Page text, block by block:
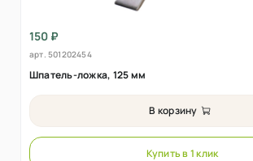
150 ₽
арт. 501202454
Шпатель-ложка, 125 мм
В корзину
Купить в 1 клик